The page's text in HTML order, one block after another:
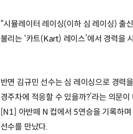
“시뮬레이터 레이싱(이하 심 레이싱) 출
불리는 ‘카트(Kart) 레이스’에서 경력을
반면 김규민 선수는 심 레이싱으로 경력
경주차에 적응할 수 있을까?’라는 의문
[N1] 아반떼 N 컵에서 5연승을 기록하
선수를 만났다.